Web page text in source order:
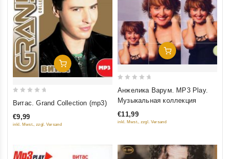
Добавить В Корзину
of
Витас. Grand Collection (mp3)
€9,99
inkl. Mwst., zzgl. Versand
Добавить В Корзину
5
Анжелика Варум. MP3 Play.
Музыкальная коллекция
€11,99
inkl. Mwst., zzgl. Versand